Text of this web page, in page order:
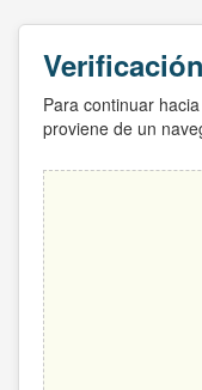
Para continuar
proviene de un